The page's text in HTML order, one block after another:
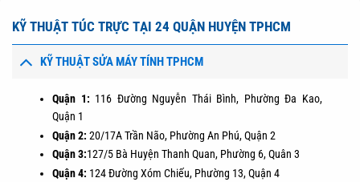
KỸ THUẬT TÚC TRỰC TẠI 24 QUẬN HUYỆN TPHCM
KỸ THUẬT SỬA MÁY TÍNH TPHCM
Quận 1: 116 Đường Nguyễn Thái Bình, Phường Đa Kao,
Quận 1
Quận 2:20/17A Trần Não, Phường An Phú, Quận 2
Quận 3:127/5 Bà Huyện Thanh Quan, Phường 6, Quân 3
Quận 4: 124 Đường Xóm Chiếu, Phường 13, Quận 4